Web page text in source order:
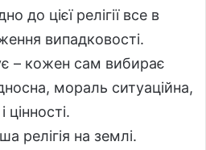
до цієї релігії все в
випадковості.
– кожен сам вибирає
мораль ситуаційна,
релігія на землі.